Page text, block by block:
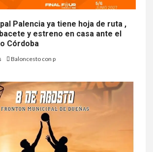
Palencia ya tiene hoja de ruta ,
y estreno en casa ante el
Córdoba
Baloncesto con p